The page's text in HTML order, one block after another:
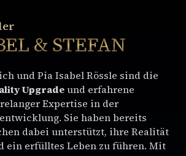
& STEFAN
und Pia Isabel Rössle sind die
Upgradeund erfahrene
Expertise in der
Sie haben bereits
dabei unterstützt, ihre Realität
ein erfülltes Leben zu führen. Mit